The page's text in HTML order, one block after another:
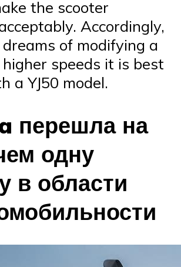
the scooter
Accordingly,
of modifying a
speeds it is best
a YJ50 model.
перешла на
одну
в области